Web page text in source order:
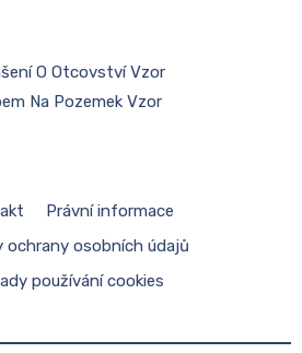
O Otcovství Vzor
Na Pozemek Vzor
Právní informace
ochrany osobních údajů
používání cookies